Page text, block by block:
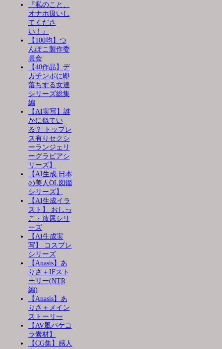
『私のこと、
オナホ扱いし
てくださ
い！』
【100均】つ
んぽこ製作委
員会
【40作品】デ
カチンポに即
落ちする女達
シリーズ総集
編
【AI実写】誰
かに似てい
る？ トップレ
ス有りセクシ
ーランジェリ
ーグラビアシ
リーズ】
【AI生成 日本
の美人OL図鑑
シリーズ】
【AI生成イラ
スト】 おしっ
こ・放尿シリ
ーズ
【AI生成実
写】 コスプレ
シリーズ
【Anasis】あ
りさ＋IFスト
ーリー(NTR
編)
【Anasis】あ
りさ＋メイン
ストーリー
【AV風パケコ
ラ素材】
【CG集】感人